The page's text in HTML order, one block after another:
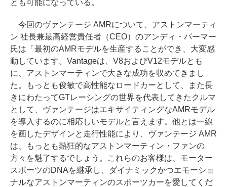
とも可能になっている。
今回のヴァンテージ AMRについて、アストンマーティ
ン 社長兼最高経営責任者（CEO）のアンディ・パーマー
氏は「最初のAMRモデルを生産することができ、大変感
動しています。Vantageは、V8およびV12モデルとも
に、アストンマーティンで大きな成功を収めてきまし
た。もっとも俊敏で高性能なロードカーとして、また長
きにわたってGTレーシングの世界を代表してきたクルマ
として、ヴァンテージはエキサイティングなAMRモデル
を導入するのに相応しいモデルと言えます。他とは一線
を画したデザインと走行性能により、ヴァンテージ AMR
は、もっとも熱狂的なアストンマーティン・ファンの
方々を魅了するでしょう。これらのお客様は、モーター
スポーツのDNAを継承し、ダイナミックかつエモーショ
ナルなアストンマーティンのスポーツカーを愛してくだ